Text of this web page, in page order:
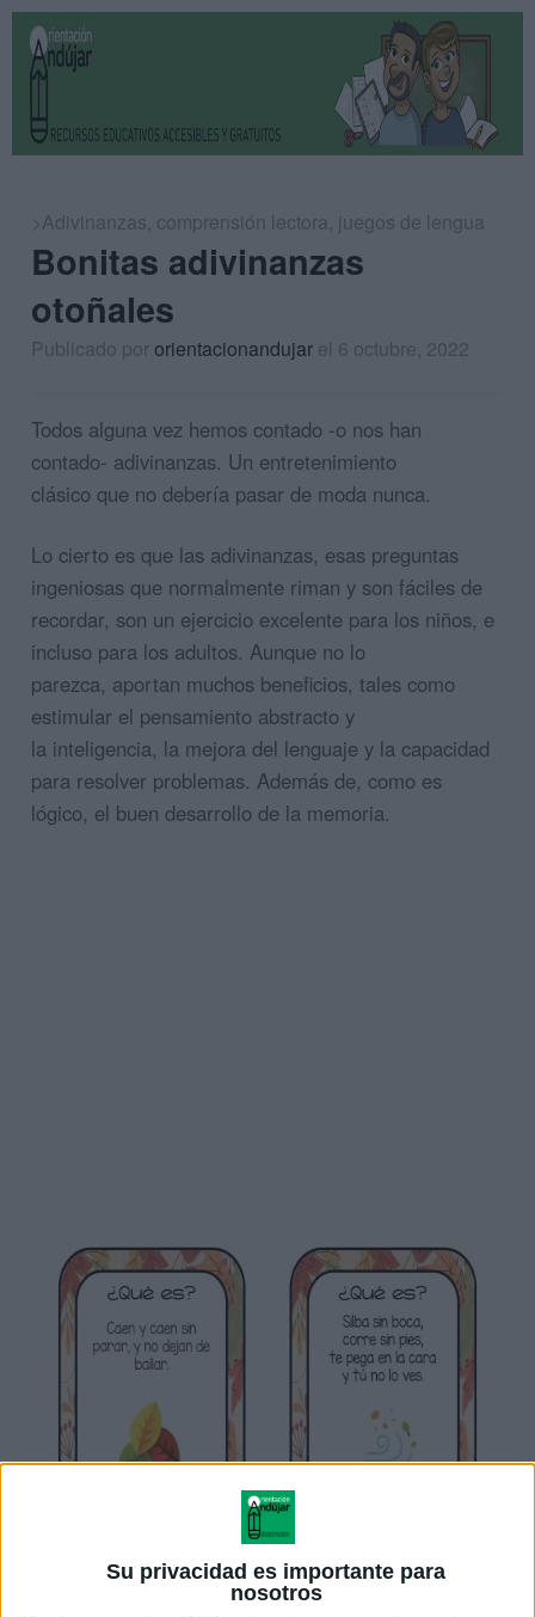
Su privacidad es importante para
nosotros
>Adivinanzas, comprensión lectora, juegos de lengua
Bonitas adivinanzas
otoñales
Publicado pororientacionandujar el 6 octubre, 2022
Todos alguna vez hemos contado -o nos han
contado- adivinanzas. Un entretenimiento
clásico que no debería pasar de moda nunca.
Lo cierto es que las adivinanzas, esas preguntas
ingeniosas que normalmente riman y son fáciles de
recordar, son un ejercicio excelente para los niños, e
incluso para los adultos. Aunque no lo
parezca, aportan muchos beneficios, tales como
estimular el pensamiento abstracto y
la inteligencia, la mejora del lenguaje y la capacidad
para resolver problemas. Además de, como es
lógico, el buen desarrollo de la memoria.